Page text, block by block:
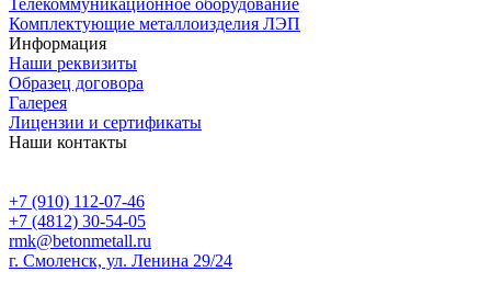
Комплектующие металлоизделия ЛЭП
Информация
Наши реквизиты
Образец договора
Галерея
Лицензии и сертификаты
Наши контакты
+7 (910) 112-07-46
+7 (4812) 30-54-05
rmk@betonmetall.ru
г. Смоленск, ул. Ленина 29/24